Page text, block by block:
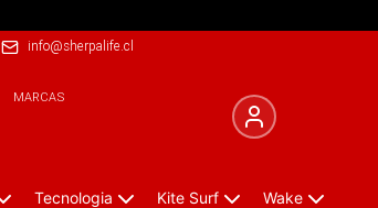
info@sherpalife.cl
MARCAS
Tecnologia Kite Surf Wake